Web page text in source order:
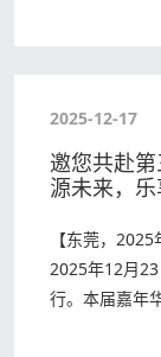
2025-12-17
邀您共赴
源未来，
【东莞，
2025年12月
行。本届嘉年